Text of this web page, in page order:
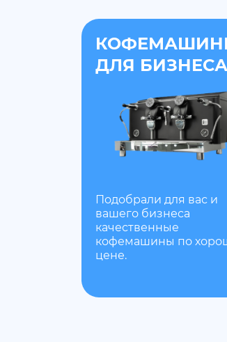
ДЛЯ БИЗНЕСА
Подобрали для вас и
вашего бизнеса
качественные
кофемашины по
цене.